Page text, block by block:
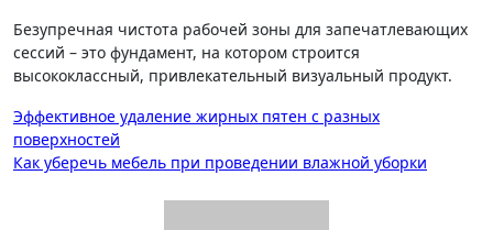
Безупречная чистота рабочей зоны для запечатлевающих
сессий – это фундамент, на котором строится
высококлассный, привлекательный визуальный продукт.
Навигация
по
записям
Эффективное удаление жирных пятен с разных
поверхностей
Как уберечь мебель при проведении влажной уборки